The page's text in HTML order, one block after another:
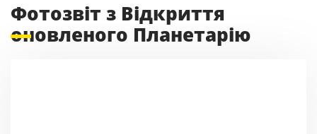
Фотозвіт з Відкриття
оновленого Планетарію